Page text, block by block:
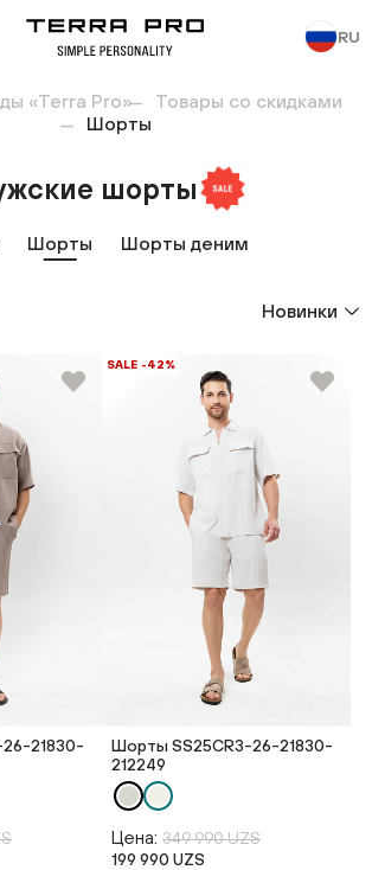
RU
«Terra Pro»
Товары со скидками
Шорты
шорты
Шорты Шорты деним
Новинки
21830-
SALE -42%
Шорты SS25CR3-26-21830-
212249
Цена: 349 990 UZS
199 990 UZS